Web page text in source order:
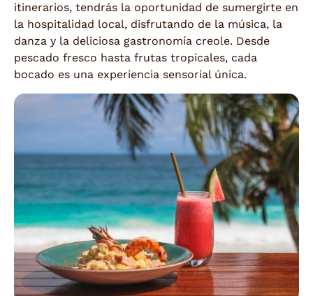
itinerarios, tendrás la oportunidad de sumergirte en
la hospitalidad local, disfrutando de la música, la
danza y la deliciosa gastronomía creole. Desde
pescado fresco hasta frutas tropicales, cada
bocado es una experiencia sensorial única.